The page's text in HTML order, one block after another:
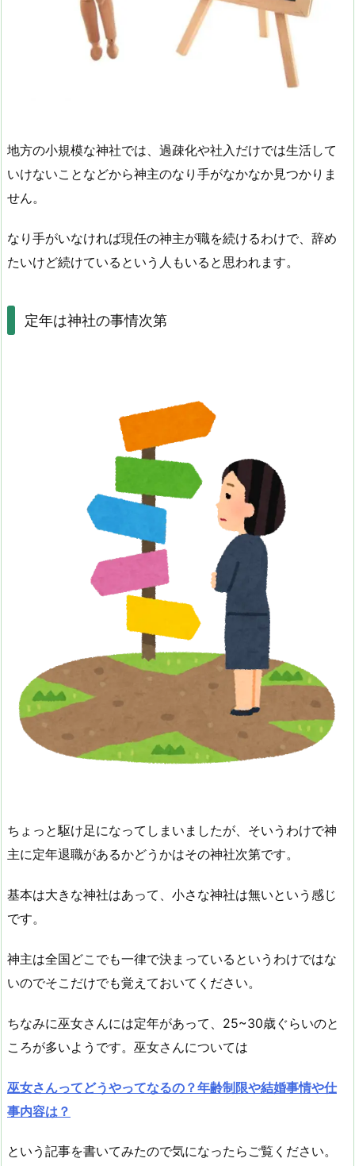
地方の小規模な神社では、過疎化や社入だけでは生活して
いけないことなどから神主のなり手がなかなか見つかりま
せん。
なり手がいなければ現任の神主が職を続けるわけで、辞め
たいけど続けているという人もいると思われます。
定年は神社の事情次第
ちょっと駆け足になってしまいましたが、そいうわけで神
主に定年退職があるかどうかはその神社次第です。
基本は大きな神社はあって、小さな神社は無いという感じ
です。
神主は全国どこでも一律で決まっているというわけではな
いのでそこだけでも覚えておいてください。
ちなみに巫女さんには定年があって、25~30歳ぐらいのと
ころが多いようです。巫女さんについては
巫女さんってどうやってなるの？年齢制限や結婚事情や仕
事内容は？
という記事を書いてみたので気になったらご覧ください。